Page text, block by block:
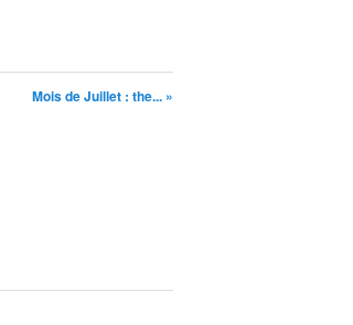
Mois de Juillet : the... »